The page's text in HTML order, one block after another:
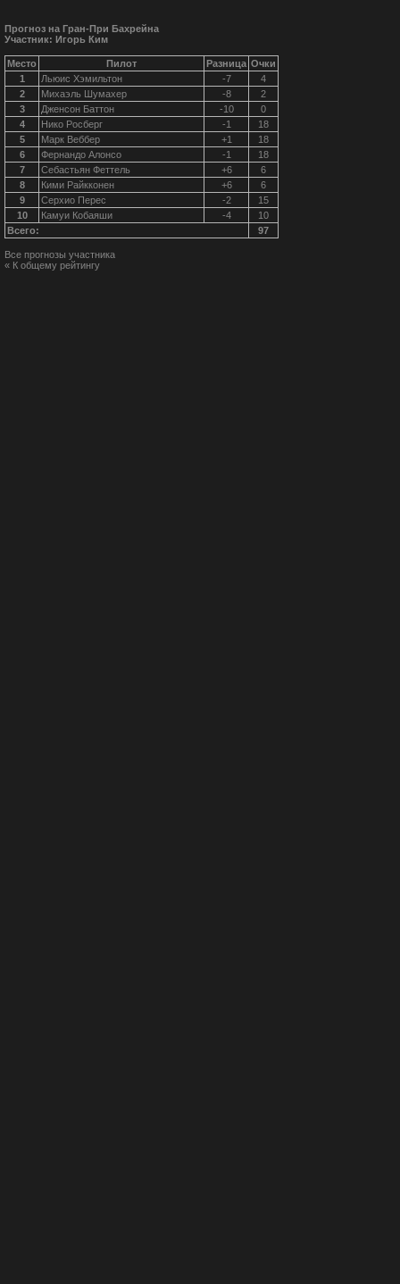
Прогноз на Гран-При Бахрейна
Участник: Игорь Ким
Место Пилот Разница Очки
1
Льюис Хэмильтон -7
4
2
Михаэль Шумахер -8
2
3
Дженсон Баттон -10
0
4
Нико Росберг -1
18
5
Марк Веббер +1
18
6
Фернандо Алонсо -1
18
7
Себастьян Феттель +6
6
8
Кими Райкконен +6
6
9
Серхио Перес -2
15
10
Камуи Кобаяши -4
10
Всего:
97
Все прогнозы участника
« К общему рейтингу